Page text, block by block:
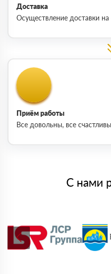
Доставка
Осуществление доставки
Приём работы
Все довольны, все счастливы
С нами